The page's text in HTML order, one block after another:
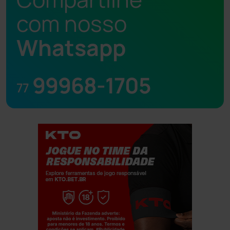
com nosso
Whatsapp
77 99968-1705